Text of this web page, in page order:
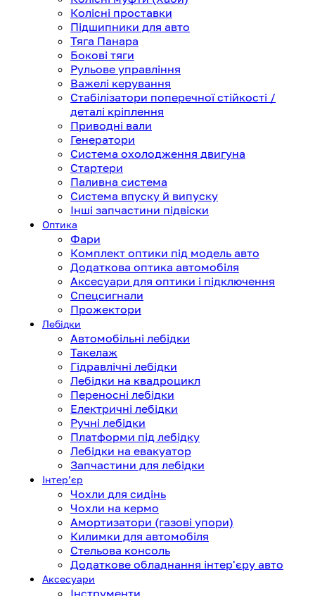
Колісні проставки
Підшипники для авто
Тяга Панара
Бокові тяги
Рульове управління
Важелі керування
Стабілізатори поперечної стійкості /
деталі кріплення
Приводні вали
Генератори
Система охолодження двигуна
Стартери
Паливна система
Система впуску й випуску
Інші запчастини підвіски
Оптика
Фари
Комплект оптики під модель авто
Додаткова оптика автомобіля
Аксесуари для оптики і підключення
Спецсигнали
Прожектори
Лебідки
Автомобільні лебідки
Такелаж
Гідравлічні лебідки
Лебідки на квадроцикл
Переносні лебідки
Електричні лебідки
Ручні лебідки
Платформи під лебідку
Лебідки на евакуатор
Запчастини для лебідки
Інтерʼєр
Чохли для сидінь
Чохли на кермо
Амортизатори (газові упори)
Килимки для автомобіля
Стельова консоль
Додаткове обладнання інтер'єру авто
Аксесуари
Інструменти